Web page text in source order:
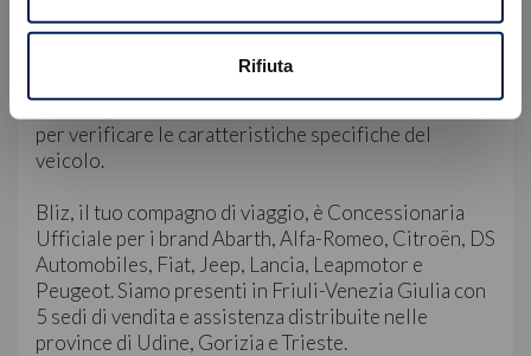
Rifiuta
Nota Bene: le immagini, la dotazione tecnica e gli
accessori indicati nella presente scheda potrebbero
un impegno contrattuale. La invitiamo a contattarci
per verificare le caratteristiche specifiche del
veicolo.
Bliz, il tuo compagno di viaggio, è Concessionaria
Ufficiale per i brand Abarth, Alfa-Romeo, Citroën, DS
Automobiles, Fiat, Jeep, Lancia, Leapmotor e
Peugeot. Siamo presenti in Friuli-Venezia Giulia con
5 sedi di vendita e assistenza distribuite nelle
province di Udine, Gorizia e Trieste.